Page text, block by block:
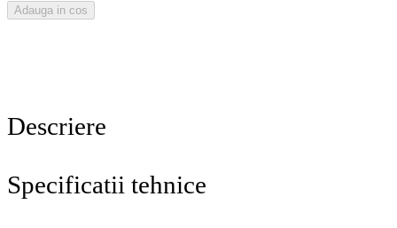
Descriere
Specificatii tehnice